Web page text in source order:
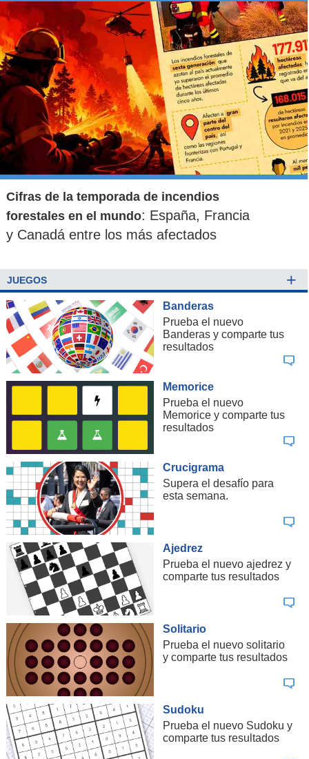
Cifras de la temporada de incendios
forestales en el mundo: España, Francia
y Canadá entre los más afectados
JUEGOS +
Banderas
Prueba el nuevo
Banderas y comparte tus
resultados
Memorice
Prueba el nuevo
Memorice y comparte tus
resultados
Crucigrama
Supera el desafío para
esta semana.
Ajedrez
Prueba el nuevo ajedrez y
comparte tus resultados
Solitario
Prueba el nuevo solitario
y comparte tus resultados
Sudoku
Prueba el nuevo Sudoku y
comparte tus resultados